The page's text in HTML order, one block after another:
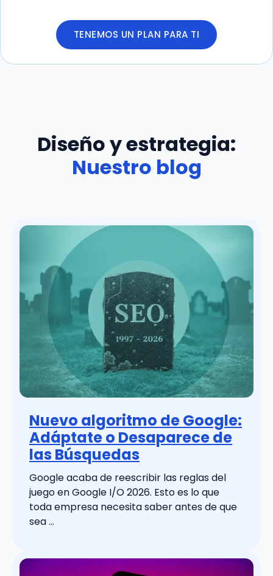
TENEMOS UN PLAN PARA TI
Diseño y estrategia:
Nuestro blog
Nuevo algoritmo de Google:
Adáptate o Desaparece de
las Búsquedas
Google acaba de reescribir las reglas del
juego en Google I/O 2026. Esto es lo que
toda empresa necesita saber antes de que
sea …